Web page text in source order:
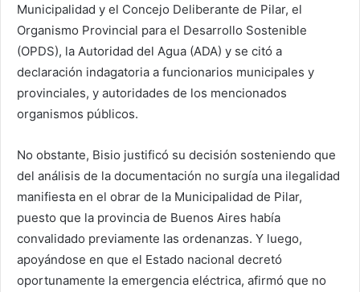
Municipalidad y el Concejo Deliberante de Pilar, el
Organismo Provincial para el Desarrollo Sostenible
(OPDS), la Autoridad del Agua (ADA) y se citó a
declaración indagatoria a funcionarios municipales y
provinciales, y autoridades de los mencionados
organismos públicos.
No obstante, Bisio justificó su decisión sosteniendo que
del análisis de la documentación no surgía una ilegalidad
manifiesta en el obrar de la Municipalidad de Pilar,
puesto que la provincia de Buenos Aires había
convalidado previamente las ordenanzas. Y luego,
apoyándose en que el Estado nacional decretó
oportunamente la emergencia eléctrica, afirmó que no